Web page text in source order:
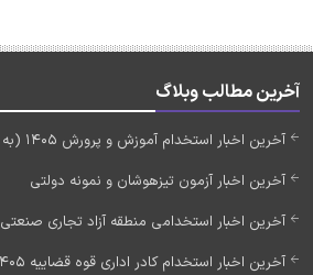
آخرین مطالب وبلاگ
آخرین اخبار استخدام آموزش و پرورش 1405 (به زودی)
آخرین اخبار آزمون تیزهوشان و نمونه دولتی
آخرین اخبار استخدامی منطقه آزاد تجاری صنعتی 1405
آخرین اخبار استخدام کادر اداری قوه قضاییه 1405 (به زودی)